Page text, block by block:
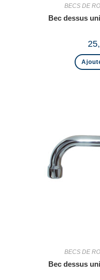
BECS DE
Bec dessus
BECS DE
Bec dessus